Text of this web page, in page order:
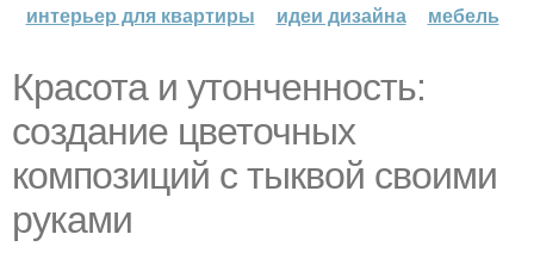
интерьер для квартиры
идеи дизайна мебель
Красота и утонченность:
создание цветочных
композиций с тыквой своими
руками